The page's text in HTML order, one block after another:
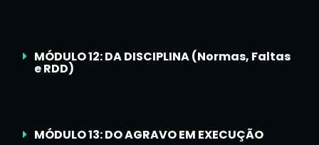
MÓDULO 12: DA DISCIPLINA (Normas, Faltas
e RDD)
MÓDULO 13: DO AGRAVO EM EXECUÇÃO